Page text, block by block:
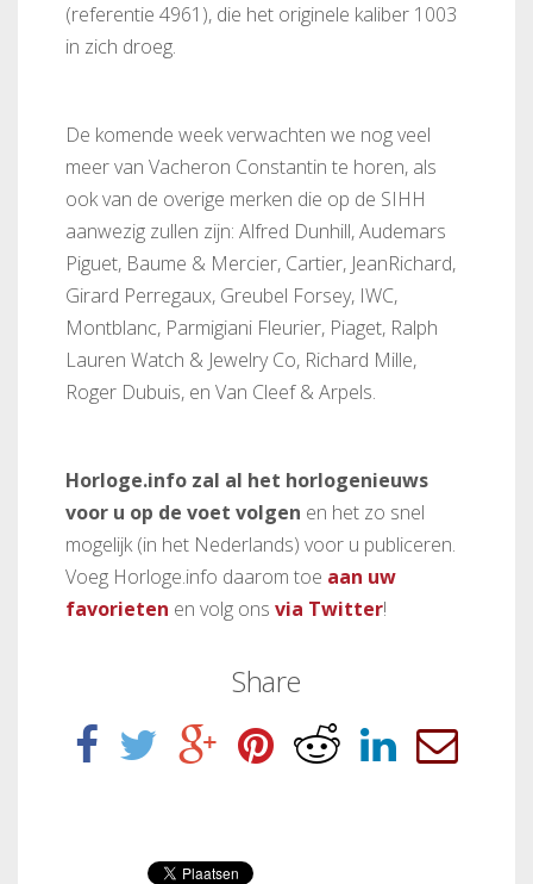
(referentie 4961), die het originele kaliber 1003
in zich droeg.
De komende week verwachten we nog veel
meer van Vacheron Constantin te horen, als
ook van de overige merken die op de SIHH
aanwezig zullen zijn: Alfred Dunhill, Audemars
Piguet, Baume & Mercier, Cartier, JeanRichard,
Girard Perregaux, Greubel Forsey, IWC,
Montblanc, Parmigiani Fleurier, Piaget, Ralph
Lauren Watch & Jewelry Co, Richard Mille,
Roger Dubuis, en Van Cleef & Arpels.
Horloge.info zal al het horlogenieuws
voor u op de voet volgen en het zo snel
mogelijk (in het Nederlands) voor u publiceren.
Voeg Horloge.info daarom toe aan uw
favorieten en volg ons via Twitter!
Share